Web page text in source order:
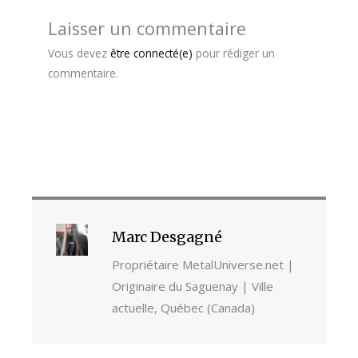
Laisser un commentaire
Vous devez être connecté(e) pour rédiger un
commentaire.
Marc Desgagné
Propriétaire MetalUniverse.net |
Originaire du Saguenay | Ville
actuelle, Québec (Canada)